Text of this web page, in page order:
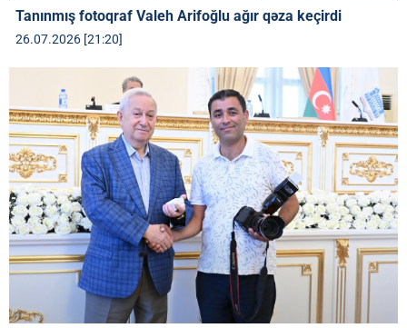
Tanınmış fotoqraf Valeh Arifoğlu ağır qəza keçirdi
26.07.2026 [21:20]